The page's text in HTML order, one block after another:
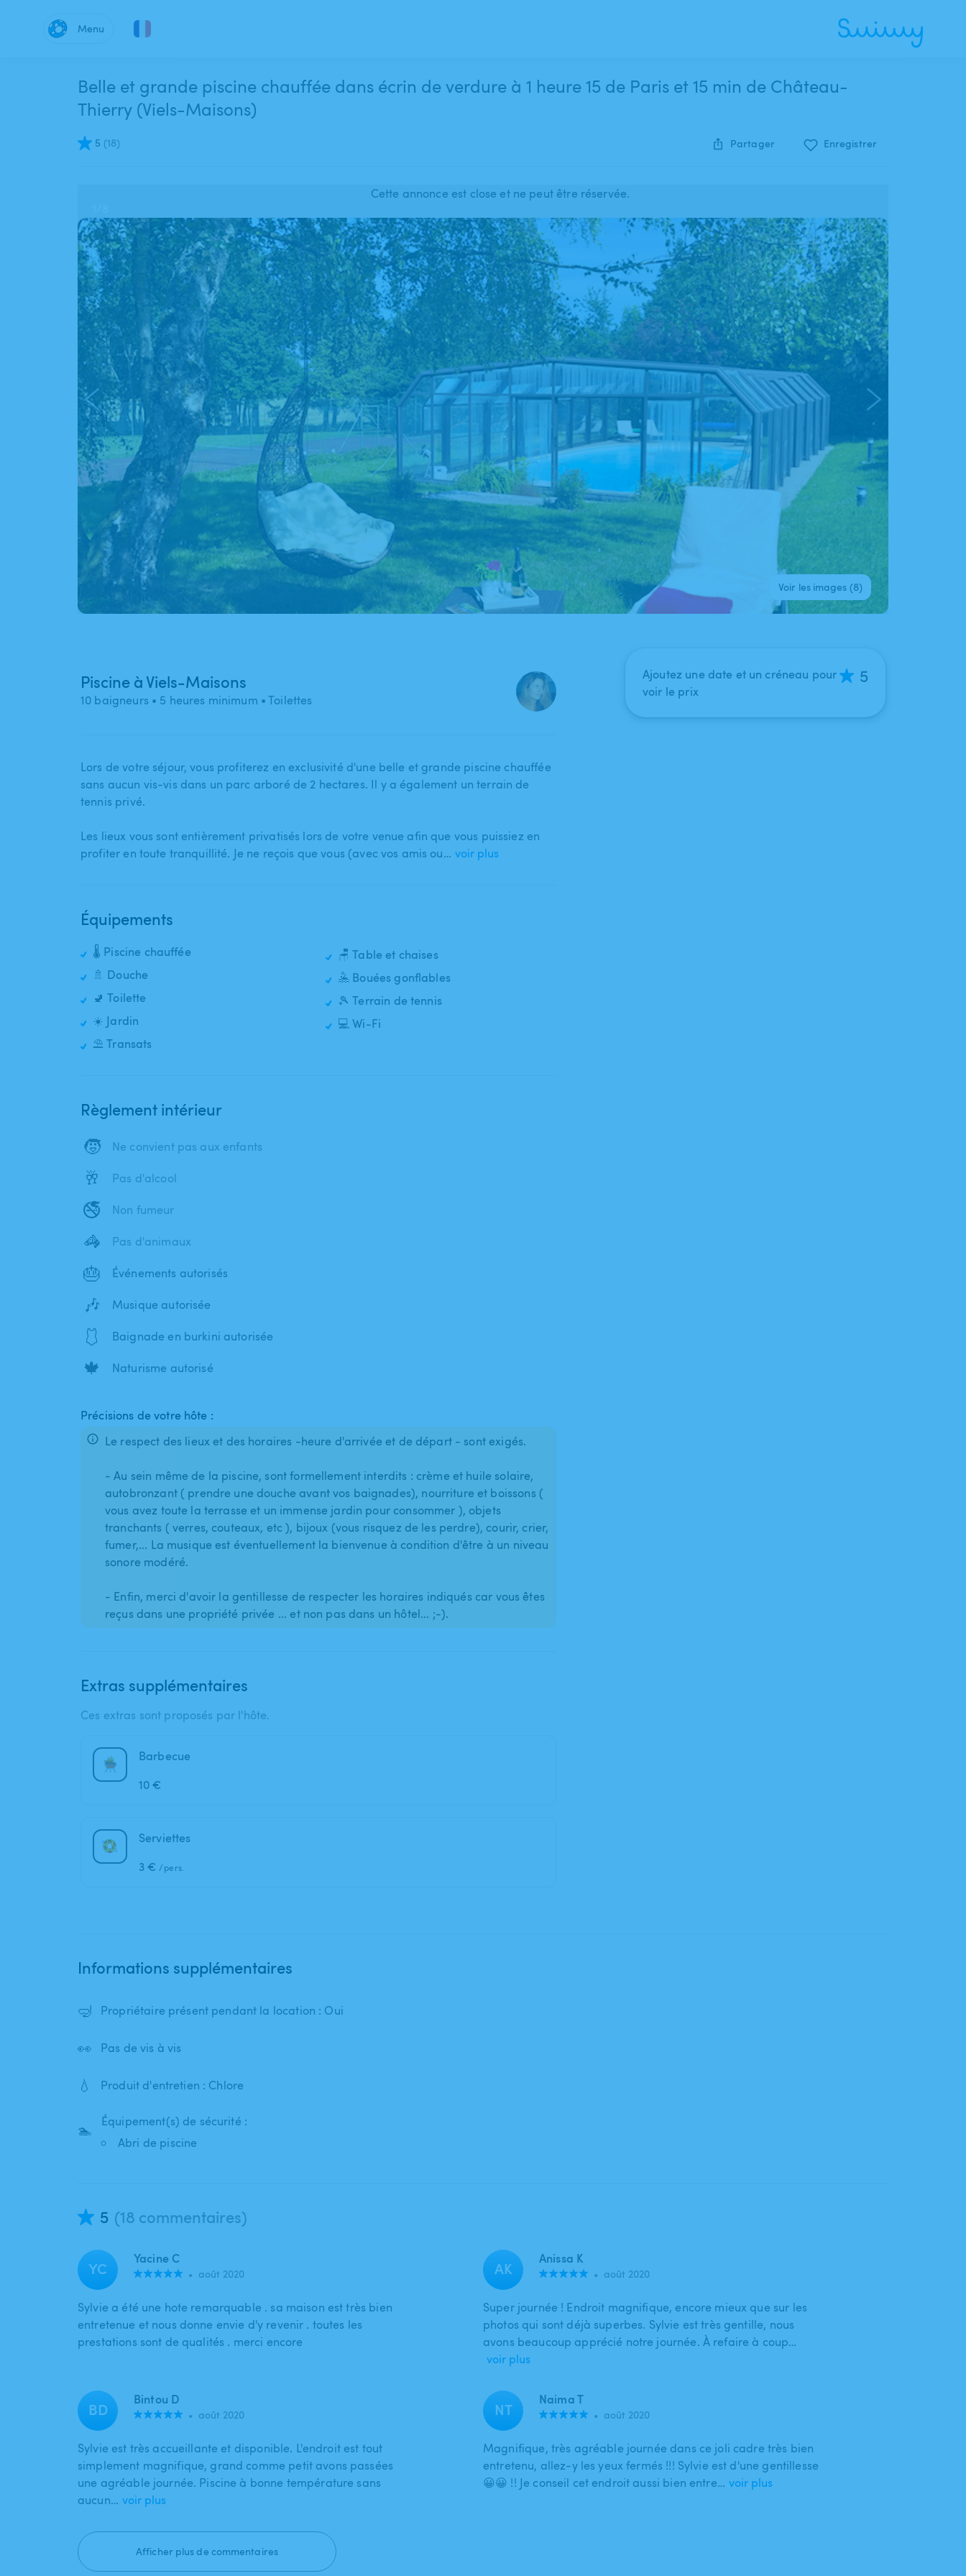
Menu
Belle et grande piscine chauffée dans écrin de verdure à 1 heure 15 de Paris et 15 min de Château-
Thierry (Viels-Maisons)
5 (18) Partager Enregistrer
Cette annonce est close et ne peut être réservée.
Voir les images (8)
Piscine à Viels-Maisons
10 baigneurs • 5 heures minimum • Toilettes
Lors de votre séjour​,​ vous profiterez en exclusivité d'une belle et grande piscine chauffée
sans aucun vis-vis dans un parc arboré de 2 hectares. Il y a également un terrain de
tennis privé.
Les lieux vous sont entièrement privatisés lors de votre venue afin que vous puissiez en
profiter en toute tranquillité. Je ne reçois que vous (avec vos amis ou… voir plus
Équipements
🌡️ Piscine chauffée
🚿 Douche
🚽 Toilette
☀️ Jardin
⛱️ Transats
🪑 Table et chaises
🤽 Bouées gonflables
🎾 Terrain de tennis
💻 Wi-Fi
Règlement intérieur
🧒 Ne convient pas aux enfants
🥂 Pas d'alcool
🚭 Non fumeur
🦓 Pas d'animaux
🎂 Événements autorisés
🎶 Musique autorisée
🩱 Baignade en burkini autorisée
🍁 Naturisme autorisé
Précisions de votre hôte :
Le respect des lieux et des horaires -heure d'arrivée et de départ - sont exigés.
- Au sein même de la piscine, sont formellement interdits : crème et huile solaire,
autobronzant ( prendre une douche avant vos baignades), nourriture et boissons (
vous avez toute la terrasse et un immense jardin pour consommer ), objets
tranchants ( verres, couteaux, etc ), bijoux (vous risquez de les perdre), courir, crier,
fumer,... La musique est éventuellement la bienvenue à condition d'être à un niveau
sonore modéré.
- Enfin, merci d'avoir la gentillesse de respecter les horaires indiqués car vous êtes
Extras supplémentaires
Ces extras sont proposés par l'hôte.
Barbecue
10 €
Serviettes
3 € /pers.
Ajoutez une date et un créneau pour
voir le prix
5
Informations supplémentaires
🤿 Propriétaire présent pendant la location : Oui
👀 Pas de vis à vis
💧 Produit d'entretien : Chlore
🏊
Équipement(s) de sécurité :
Abri de piscine
5 (18 commentaires)
YC Yacine C
• août 2020
Sylvie a été une hote remarquable . sa maison est très bien
entretenue et nous donne envie d'y revenir . toutes les
prestations sont de qualités . merci encore
AK Anissa K
• août 2020
Super journée ! Endroit magnifique, encore mieux que sur les
photos qui sont déjà superbes. Sylvie est très gentille, nous
avons beaucoup apprécié notre journée. À refaire à coup…
voir plus
BD Bintou D
• août 2020
Sylvie est très accueillante et disponible. L'endroit est tout
simplement magnifique, grand comme petit avons passées
une agréable journée. Piscine à bonne température sans
aucun… voir plus
NT Naima T
• août 2020
Magnifique, très agréable journée dans ce joli cadre très bien
entretenu, allez-y les yeux fermés !!! Sylvie est d'une gentillesse
😀😀 !! Je conseil cet endroit aussi bien entre… voir plus
Afficher plus de commentaires